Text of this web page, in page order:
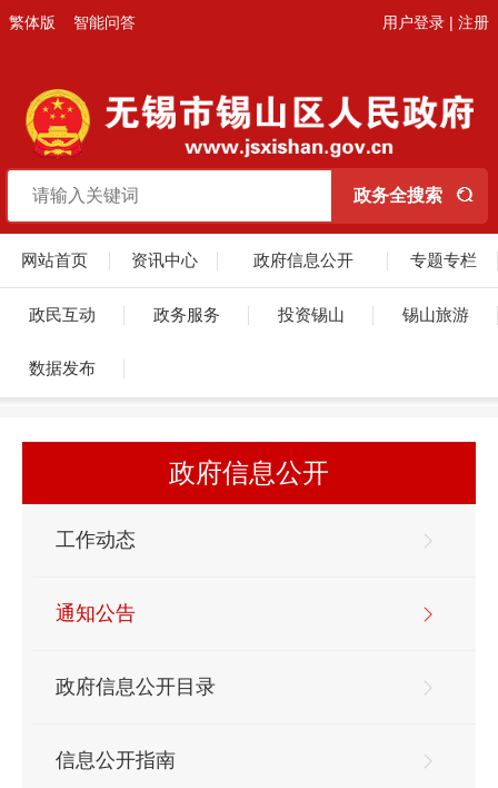
繁体版 智能问答 用户登录 | 注册
网站首页 资讯中心 政府信息公开 专题专栏
政民互动 政务服务 投资锡山 锡山旅游
数据发布
政府信息公开
工作动态
通知公告
政府信息公开目录
信息公开指南